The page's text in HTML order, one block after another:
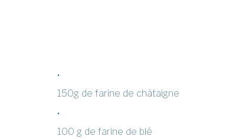
150g de farine de châtaigne
100 g de farine de blé